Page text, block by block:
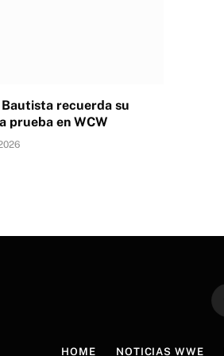
Bautista recuerda su
prueba en WCW
HOME NOTICIAS WWE